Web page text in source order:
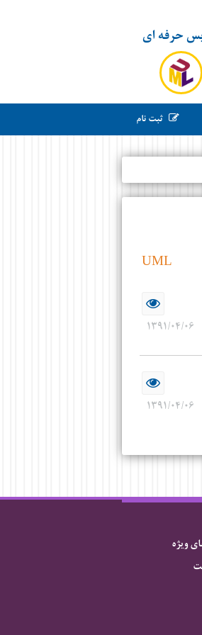
حرفه ای
ثبت نام
UML
۱۳۹۱/۰۴/۰۶
۱۳۹۱/۰۴/۰۶
ویژه